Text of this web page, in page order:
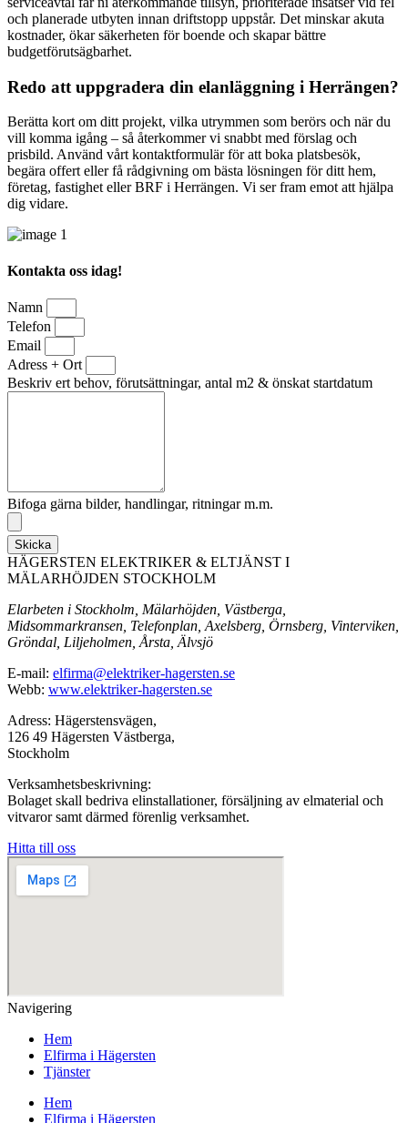
och planerade utbyten innan driftstopp uppstår. Det minskar akuta
kostnader, ökar säkerheten för boende och skapar bättre
budgetförutsägbarhet.
Redo att uppgradera din elanläggning i Herrängen?
Berätta kort om ditt projekt, vilka utrymmen som berörs och när du
vill komma igång – så återkommer vi snabbt med förslag och
prisbild. Använd vårt kontaktformulär för att boka platsbesök,
begära offert eller få rådgivning om bästa lösningen för ditt hem,
företag, fastighet eller BRF i Herrängen. Vi ser fram emot att hjälpa
dig vidare.
Kontakta oss idag!
Namn
Telefon
Email
Adress + Ort
Beskriv ert behov, förutsättningar, antal m2 & önskat startdatum
Bifoga gärna bilder, handlingar, ritningar m.m.
Skicka
HÄGERSTEN ELEKTRIKER & ELTJÄNST I
MÄLARHÖJDEN STOCKHOLM
Elarbeten i Stockholm, Mälarhöjden, Västberga,
Midsommarkransen, Telefonplan, Axelsberg, Örnsberg, Vinterviken,
Gröndal, Liljeholmen, Årsta, Älvsjö
E-mail: elfirma@elektriker-hagersten.se
Webb: www.elektriker-hagersten.se
Adress: Hägerstensvägen,
126 49 Hägersten Västberga,
Stockholm
Verksamhetsbeskrivning:
Bolaget skall bedriva elinstallationer, försäljning av elmaterial och
vitvaror samt därmed förenlig verksamhet.
Hitta till oss
Navigering
Hem
Elfirma i Hägersten
Tjänster
Hem
Elfirma i Hägersten